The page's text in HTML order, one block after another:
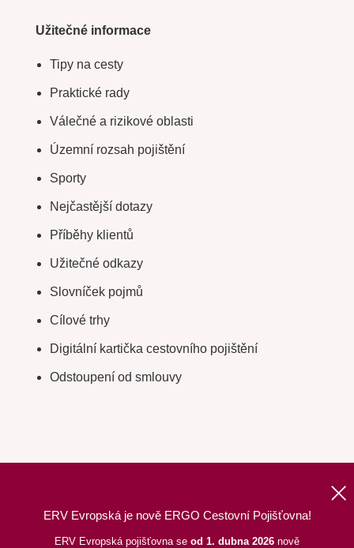
ERV Evropská je nově ERGO Cestovní Pojišťovna!
ERV Evropská pojišťovna se od 1. dubna 2026 nově
Užitečné informace
Tipy na cesty
Praktické rady
Válečné a rizikové oblasti
Územní rozsah pojištění
Sporty
Nejčastější dotazy
Příběhy klientů
Užitečné odkazy
Slovníček pojmů
Cílové trhy
Digitální kartička cestovního pojištění
Odstoupení od smlouvy